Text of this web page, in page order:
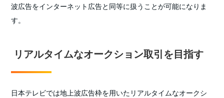
波広告をインターネット広告と同等に扱うことが可能になりま
す。
リアルタイムなオークション取引を目指す
日本テレビでは地上波広告枠を用いたリアルタイムなオークシ